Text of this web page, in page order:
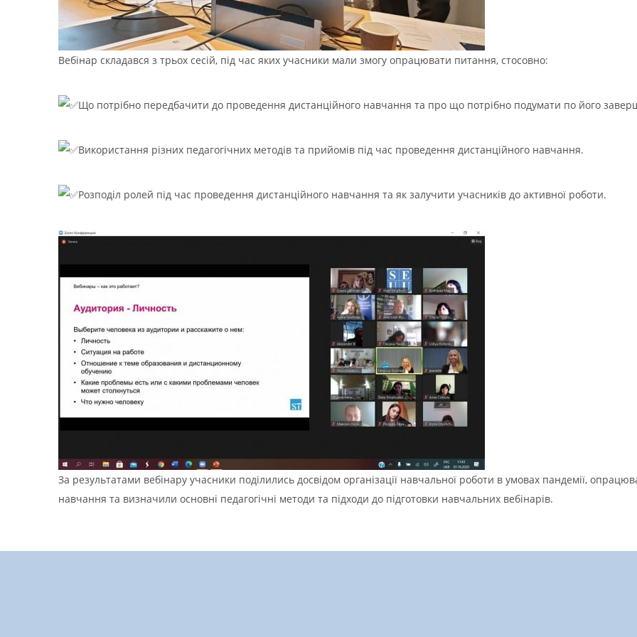
Вебінар складався з трьох сесій, під час яких учасники мали змогу опрацювати питання, стосовно:
Що потрібно передбачити до проведення дистанційного навчання та про що потрібно подумати по його
Використання різних педагогічних методів та прийомів під час проведення дистанційного навчання.
Розподіл ролей під час проведення дистанційного навчання та як залучити учасників до активної роботи.
За результатами вебінару учасники поділились досвідом організації навчальної роботи в умовах пандемії,
навчання та визначили основні педагогічні методи та підходи до підготовки навчальних вебінарів.